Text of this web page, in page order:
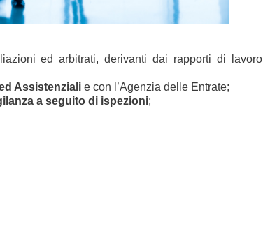
ed arbitrati, derivanti dai rapporti di lavoro
Assistenziali e con l’Agenzia delle Entrate;
a seguito di ispezioni;